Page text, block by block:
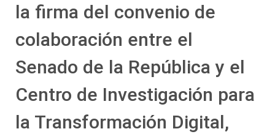
la firma del convenio de
colaboración entre el
Senado de la República y el
Centro de Investigación para
la Transformación Digital,